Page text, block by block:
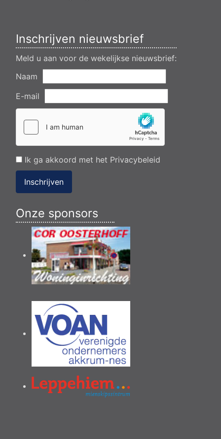
Inschrijven nieuwsbrief
Meld u aan voor de wekelijkse nieuwsbrief:
Naam
E-mail
Ik ga akkoord met het Privacybeleid
Inschrijven
Onze sponsors